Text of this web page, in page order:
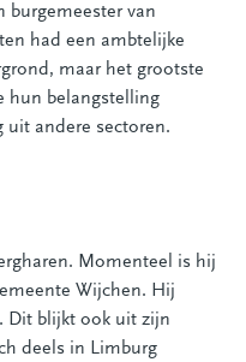
burgemeester van
had een ambtelijke
maar het grootste
hun belangstelling
uit andere sectoren.
Momenteel is hij
Wijchen. Hij
Dit blijkt ook uit zijn
deels in Limburg